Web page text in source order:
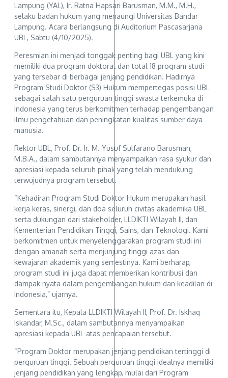
Lampung (YAL), Ir. Ratna Hapsari Barusman, M.M., M.H.,
selaku badan hukum yang menaungi Universitas Bandar
Lampung. Acara berlangsung di Auditorium Pascasarjana
UBL, Sabtu (4/10/2025).
Peresmian ini menjadi tonggak penting bagi UBL yang kini
memiliki dua program doktoral dan total 18 program studi
yang tersebar di berbagai jenjang pendidikan. Hadirnya
Program Studi Doktor (S3) Hukum mempertegas posisi UBL
sebagai salah satu perguruan tinggi swasta terkemuka di
Indonesia yang terus berkomitmen terhadap pengembangan
ilmu pengetahuan dan peningkatan kualitas sumber daya
manusia.
Rektor UBL, Prof. Dr. Ir. M. Yusuf Sulfarano Barusman,
M.B.A., dalam sambutannya menyampaikan rasa syukur dan
apresiasi kepada seluruh pihak yang telah mendukung
terwujudnya program tersebut.
“Kehadiran Program Studi Doktor Hukum merupakan hasil
kerja keras, sinergi, dan doa seluruh civitas akademika UBL
serta dukungan dari stakeholder, LLDIKTI Wilayah II, dan
Kementerian Pendidikan Tinggi, Sains, dan Teknologi. Kami
berkomitmen untuk menyelenggarakan program studi ini
dengan amanah serta menjunjung tinggi azas dan
kewajaran akademik yang semestinya. Kami berharap,
program studi ini juga dapat memberikan kontribusi dan
dampak nyata dalam pengembangan hukum dan keadilan di
Indonesia,” ujarnya.
Sementara itu, Kepala LLDIKTI Wilayah II, Prof. Dr. Iskhaq
Iskandar, M.Sc., dalam sambutannya menyampaikan
apresiasi kepada UBL atas pencapaian tersebut.
“Program Doktor merupakan jenjang pendidikan tertinggi di
perguruan tinggi. Sebuah perguruan tinggi idealnya memiliki
jenjang pendidikan yang lengkap, mulai dari Program